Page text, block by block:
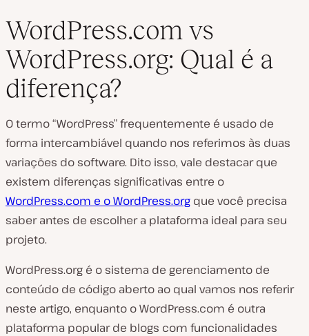
WordPress.com vs
WordPress.org: Qual é a
diferença?
O termo “WordPress” frequentemente é usado de
forma intercambiável quando nos referimos às duas
variações do software. Dito isso, vale destacar que
existem diferenças significativas entre o
WordPress.com e o WordPress.org que você precisa
saber antes de escolher a plataforma ideal para seu
projeto.
WordPress.org é o sistema de gerenciamento de
conteúdo de código aberto ao qual vamos nos referir
neste artigo, enquanto o WordPress.com é outra
plataforma popular de blogs com funcionalidades